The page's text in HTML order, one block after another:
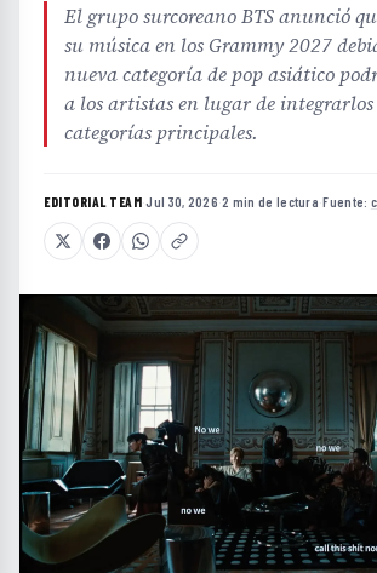
El grupo surcoreano BTS anunció
su música en los Grammy 2027
nueva categoría de pop asiático
a los artistas en lugar de integrarlos
categorías principales.
EDITORIAL TEAM·Jul 30, 2026·2 min de lectura·Fuente: